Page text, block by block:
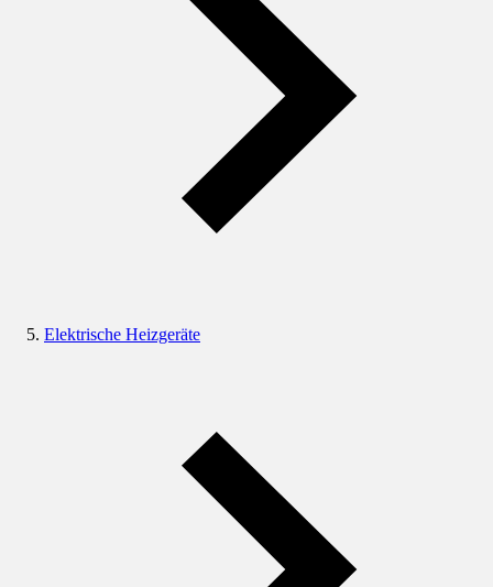
Elektrische Heizgeräte